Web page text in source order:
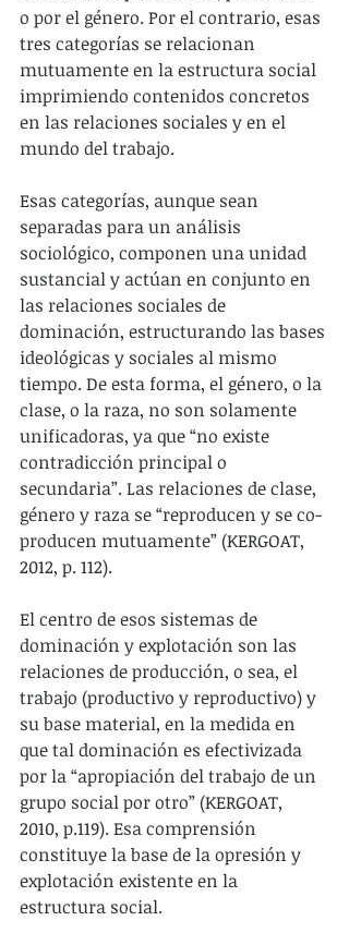
o por el género. Por el contrario, esas
tres categorías se relacionan
mutuamente en la estructura social
imprimiendo contenidos concretos
en las relaciones sociales y en el
mundo del trabajo.
Esas categorías, aunque sean
separadas para un análisis
sociológico, componen una unidad
sustancial y actúan en conjunto en
las relaciones sociales de
dominación, estructurando las bases
ideológicas y sociales al mismo
tiempo. De esta forma, el género, o la
clase, o la raza, no son solamente
unificadoras, ya que “no existe
contradicción principal o
secundaria”. Las relaciones de clase,
género y raza se “reproducen y se co-
producen mutuamente” (KERGOAT,
2012, p. 112).
El centro de esos sistemas de
dominación y explotación son las
relaciones de producción, o sea, el
trabajo (productivo y reproductivo) y
su base material, en la medida en
que tal dominación es efectivizada
por la “apropiación del trabajo de un
grupo social por otro” (KERGOAT,
2010, p.119). Esa comprensión
constituye la base de la opresión y
explotación existente en la
estructura social.